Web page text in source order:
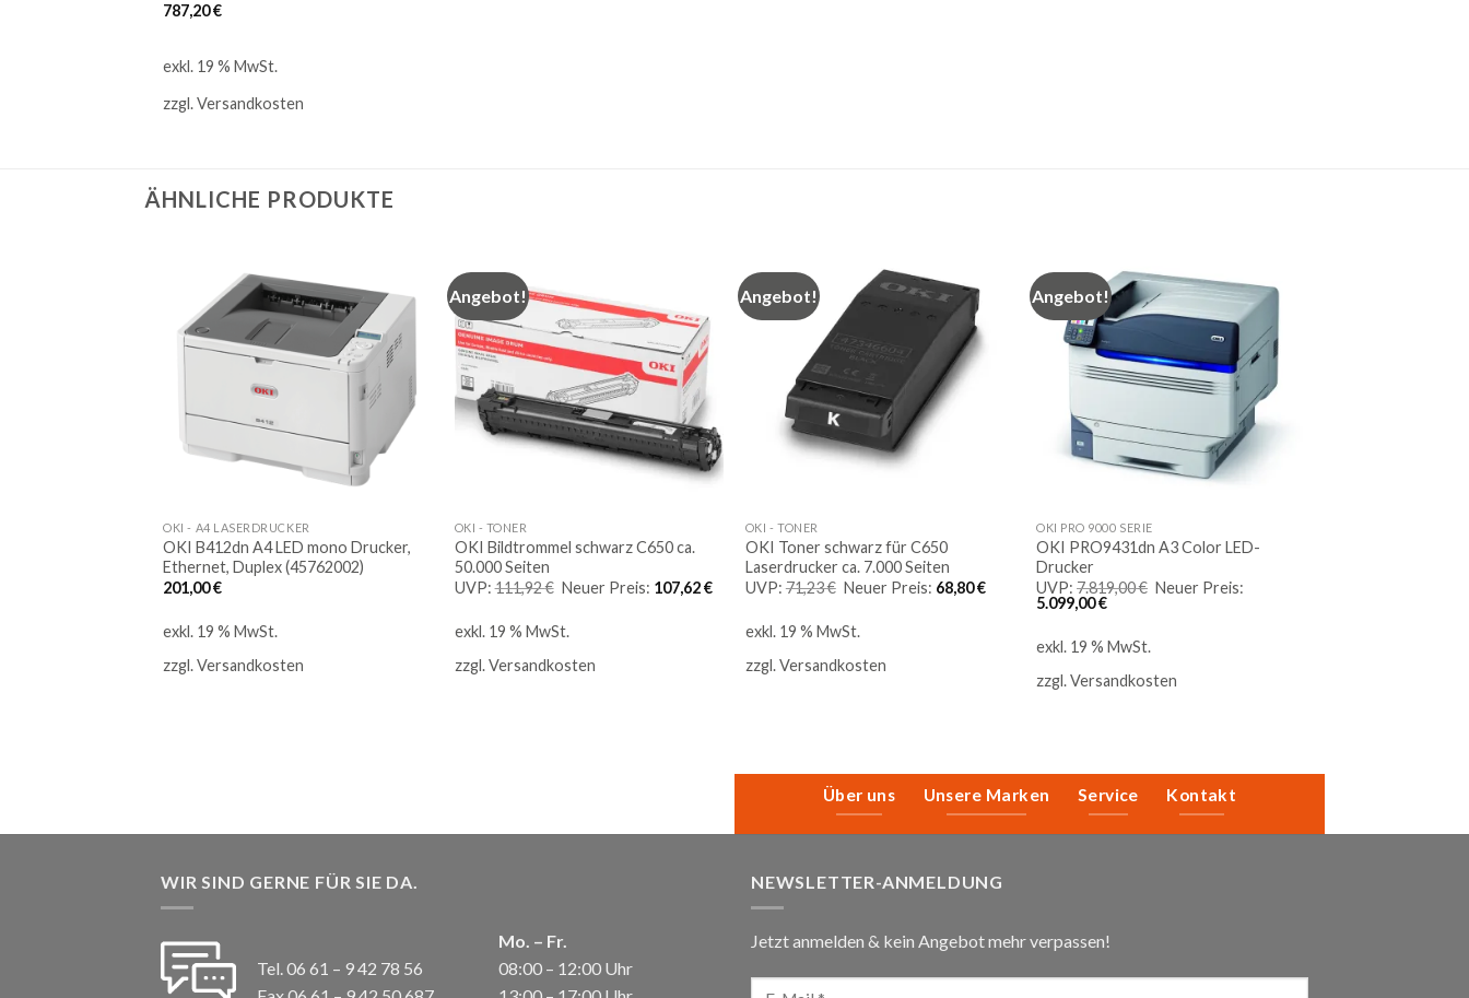
787,20€
exkl. 19 % MwSt.
zzgl.Versandkosten
ÄHNLICHE PRODUKTE
Auf
die
Merkliste
OKI - A4 LASERDRUCKER
OKI B412dn A4 LED mono Drucker,
Ethernet, Duplex (45762002)
201,00€
exkl. 19 % MwSt.
zzgl.Versandkosten
Angebot!
Auf
Merkliste
OKI - TONER
OKI Bildtrommel schwarz C650 ca.
50.000 Seiten
UVP: 111,92€ Ursprünglicher
111,92 €
Neuer Preis: 107,62€Aktueller
107,62 €.
exkl. 19 % MwSt.
zzgl.Versandkosten
Angebot!
Auf
die
Merkliste
OKI - TONER
OKI Toner schwarz für C650
Laserdrucker ca. 7.000 Seiten
UVP: 71,23€ Ursprünglicher
71,23 €
Neuer Preis: 68,80€Aktueller
exkl. 19 % MwSt.
zzgl.Versandkosten
Angebot!
Auf
die
Merkliste
OKI PRO 9000 SERIE
OKI PRO9431dn A3 Color LED-
Drucker
UVP: 7.819,00€ Ursprünglicher
Neuer Preis:
5.099,00€Aktueller
5.099,00 €.
exkl. 19 % MwSt.
zzgl.Versandkosten
Über uns Unsere Marken Service Kontakt
WIR SIND GERNE FÜR SIE DA.
Tel. 06 61 – 9 42 78 56
Mo. – Fr.
08:00 – 12:00 Uhr
NEWSLETTER-ANMELDUNG
Jetzt anmelden & kein Angebot mehr verpassen!